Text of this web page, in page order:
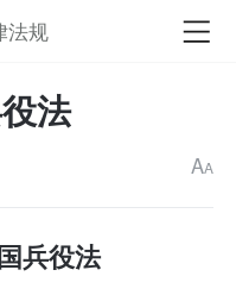
法规
法
AA
兵役法